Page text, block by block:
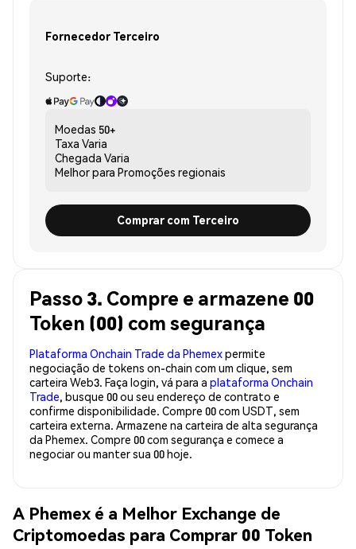
Fornecedor Terceiro
Suporte:
Moedas 50+
Taxa Varia
Chegada Varia
Melhor para Promoções regionais
Comprar com Terceiro
Passo 3. Compre e armazene 00
Token (00) com segurança
Plataforma Onchain Trade da Phemexpermite
negociação de tokens on-chain com um clique, sem
carteira Web3. Faça login, vá para a plataforma Onchain
Trade, busque 00 ou seu endereço de contrato e
confirme disponibilidade. Compre 00 com USDT, sem
carteira externa. Armazene na carteira de alta segurança
da Phemex. Compre 00 com segurança e comece a
negociar ou manter sua 00 hoje.
A Phemex é a Melhor Exchange de
Criptomoedas para Comprar 00 Token